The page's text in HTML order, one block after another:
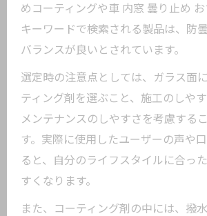
めコーティングや車 内窓 曇り止め
キーワードで検索される製品は、防
バランスが良いとされています。
選定時の注意点としては、ガラス面
ティング剤を選ぶこと、施工のしやす
メンテナンスのしやすさを考慮する
す。実際に使用したユーザーの声や
ると、自分のライフスタイルに合っ
すくなります。
また、コーティング剤の中には、撥